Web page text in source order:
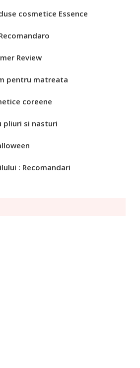
cosmetice Essence
Review
pentru matreata
coreene
pliuri si nasturi
: Recomandari